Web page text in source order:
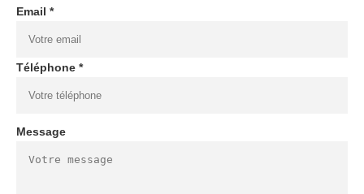
Email *
Téléphone *
Message